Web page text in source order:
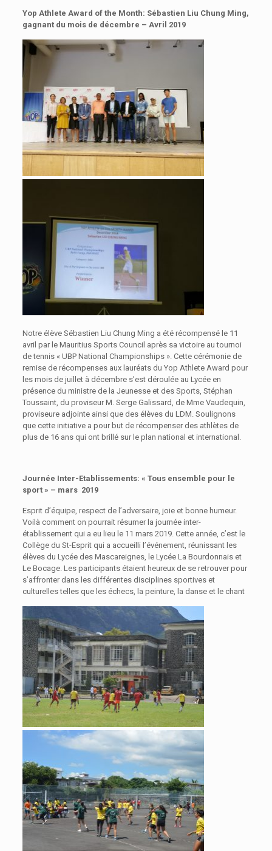
Yop Athlete Award of the Month: Sébastien Liu Chung Ming,
gagnant du mois de décembre – Avril 2019
Notre élève Sébastien Liu Chung Ming a été récompensé le 11
avril par le Mauritius Sports Council après sa victoire au tournoi
de tennis « UBP National Championships ». Cette cérémonie de
remise de récompenses aux lauréats du Yop Athlete Award pour
les mois de juillet à décembre s’est déroulée au Lycée en
présence du ministre de la Jeunesse et des Sports, Stéphan
Toussaint, du proviseur M. Serge Galissard, de Mme Vaudequin,
proviseure adjointe ainsi que des élèves du LDM. Soulignons
que cette initiative a pour but de récompenser des athlètes de
plus de 16 ans qui ont brillé sur le plan national et international.
Journée Inter-Etablissements: « Tous ensemble pour le
sport » – mars 2019
Esprit d’équipe, respect de l’adversaire, joie et bonne humeur.
Voilà comment on pourrait résumer la journée inter-
établissement qui a eu lieu le 11 mars 2019. Cette année, c’est le
Collège du St-Esprit qui a accueilli l’événement, réunissant les
élèves du Lycée des Mascareignes, le Lycée La Bourdonnais et
Le Bocage. Les participants étaient heureux de se retrouver pour
s’affronter dans les différentes disciplines sportives et
culturelles telles que les échecs, la peinture, la danse et le chant